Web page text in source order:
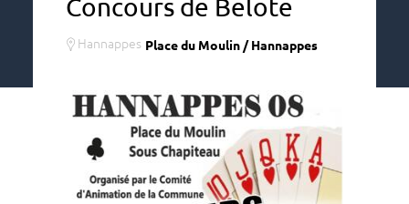
Concours de Belote
Hannappes Place du Moulin / Hannappes